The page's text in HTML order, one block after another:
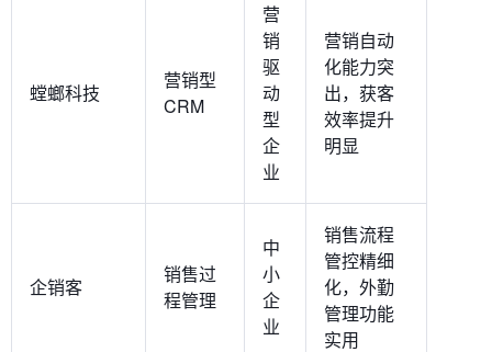
螳螂科技
营销型
CRM
营
销
驱
动
型
企
业
营销自动
化能力突
出，获客
效率提升
明显
企销客
销售过
程管理
中
小
企
业
销售流程
管控精细
化，外勤
管理功能
实用